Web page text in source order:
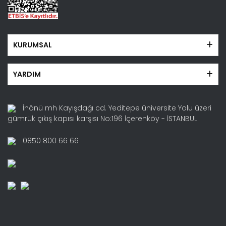
KURUMSAL
YARDIM
İnönü mh Kayışdağı cd. Yeditepe üniversite Yolu üzeri
gümrük çıkış kapısı karşısı No:196 İçerenköy - İSTANBUL
0850 800 66 66